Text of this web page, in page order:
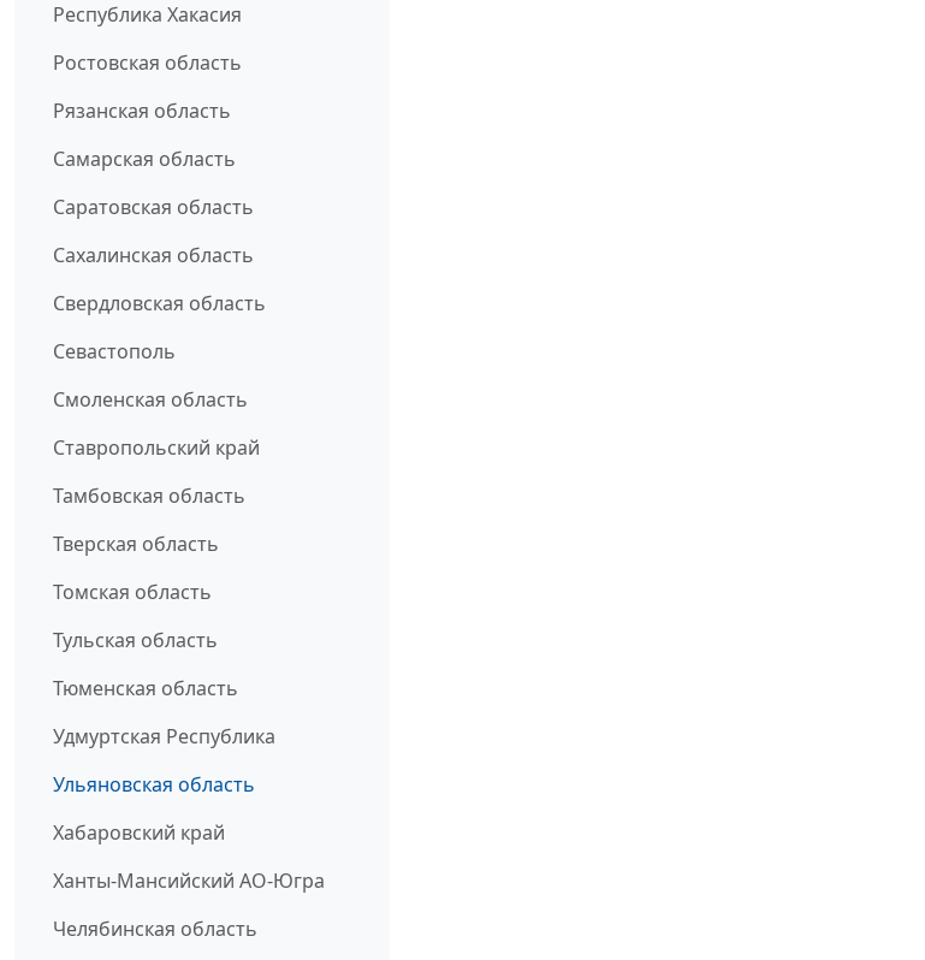
Республика Хакасия
Ростовская область
Рязанская область
Самарская область
Саратовская область
Сахалинская область
Свердловская область
Севастополь
Смоленская область
Ставропольский край
Тамбовская область
Тверская область
Томская область
Тульская область
Тюменская область
Удмуртская Республика
Ульяновская область
Хабаровский край
Ханты-Мансийский АО-Югра
Челябинская область